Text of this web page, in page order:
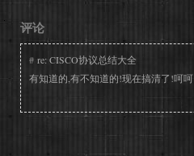
评论
# re: CISCO协议总结大全
有知道的,有不知道的!现在搞清了!呵呵